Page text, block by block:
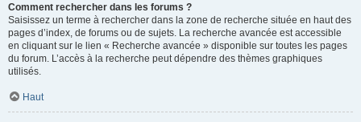
Comment rechercher dans les forums ?
Saisissez un terme à rechercher dans la zone de recherche située en haut des
pages d’index, de forums ou de sujets. La recherche avancée est accessible
en cliquant sur le lien « Recherche avancée » disponible sur toutes les pages
du forum. L’accès à la recherche peut dépendre des thèmes graphiques
utilisés.
Haut